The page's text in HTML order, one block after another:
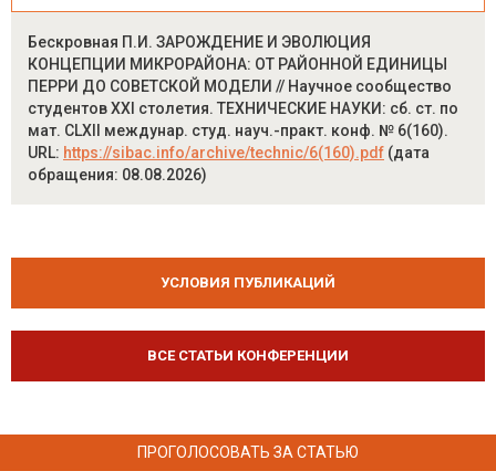
Бескровная П.И. ЗАРОЖДЕНИЕ И ЭВОЛЮЦИЯ
КОНЦЕПЦИИ МИКРОРАЙОНА: ОТ РАЙОННОЙ ЕДИНИЦЫ
ПЕРРИ ДО СОВЕТСКОЙ МОДЕЛИ // Научное сообщество
студентов XXI столетия. ТЕХНИЧЕСКИЕ НАУКИ: сб. ст. по
мат. CLXII междунар. студ. науч.-практ. конф. № 6(160).
URL: https://sibac.info/archive/technic/6(160).pdf (дата
обращения: 08.08.2026)
УСЛОВИЯ ПУБЛИКАЦИЙ
ВСЕ СТАТЬИ КОНФЕРЕНЦИИ
ПРОГОЛОСОВАТЬ ЗА СТАТЬЮ